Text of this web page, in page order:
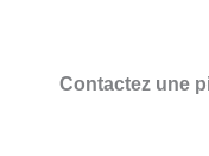
Contactez une